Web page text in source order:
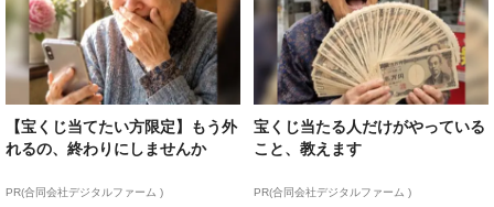
【宝くじ当てたい方限定】もう外
れるの、終わりにしませんか
PR(合同会社デジタルファーム )
宝くじ当たる人だけがやっている
こと、教えます
PR(合同会社デジタルファーム )